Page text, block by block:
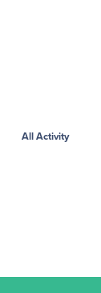
All Activity